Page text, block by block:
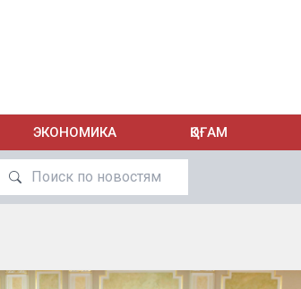
ЭКОНОМИКА ҚОҒАМ